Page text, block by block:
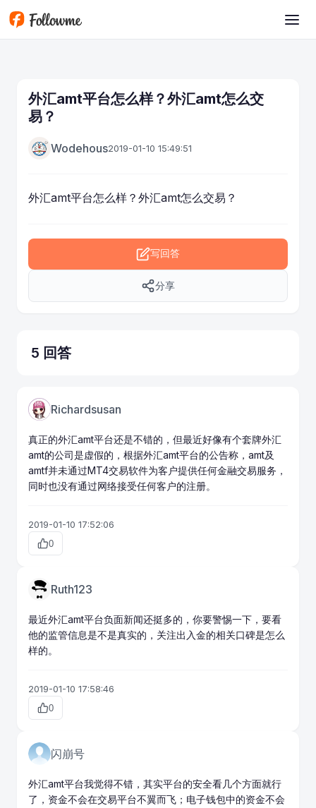
跳转到主要内容
外汇amt平台怎么样？外汇amt怎么交
易？
Wodehous2019-01-10 15:49:51
外汇amt平台怎么样？外汇amt怎么交易？
写回答
分享
5 回答
Richardsusan
真正的外汇amt平台还是不错的，但最近好像有个套牌外汇
amt的公司是虚假的，根据外汇amt平台的公告称，amt及
amtf并未通过MT4交易软件为客户提供任何金融交易服务，
同时也没有通过网络接受任何客户的注册。
2019-01-10 17:52:06
0
Ruth123
最近外汇amt平台负面新闻还挺多的，你要警惕一下，要看
他的监管信息是不是真实的，关注出入金的相关口碑是怎么
样的。
2019-01-10 17:58:46
0
闪崩号
外汇amt平台我觉得不错，其实平台的安全看几个方面就行
了，资金不会在交易平台不翼而飞；电子钱包中的资金不会